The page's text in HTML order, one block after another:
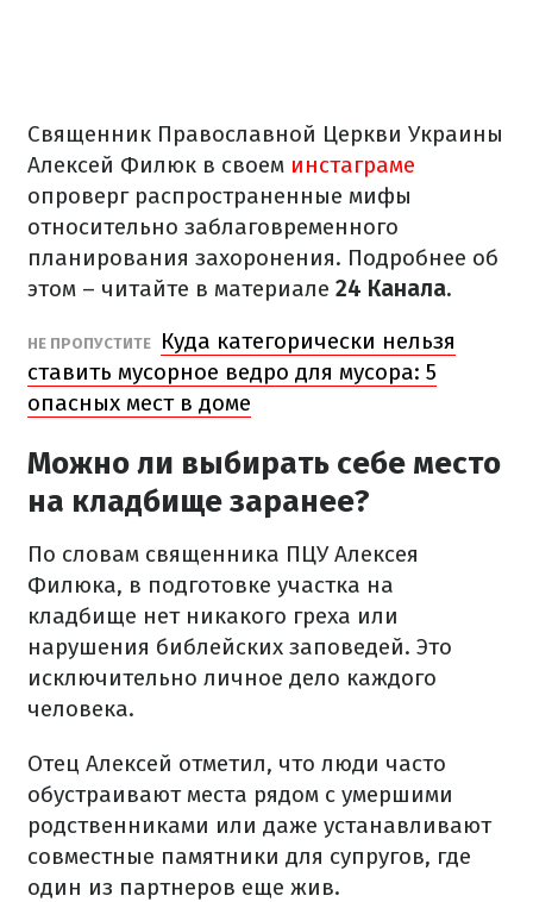
Священник Православной Церкви Украины
Алексей Филюк в своем инстаграме
опроверг распространенные мифы
относительно заблаговременного
планирования захоронения. Подробнее об
этом – читайте в материале 24 Канала.
НЕ ПРОПУСТИТЕ
Куда категорически нельзя
ставить мусорное ведро для мусора: 5
опасных мест в доме
Можно ли выбирать себе место
на кладбище заранее?
По словам священника ПЦУ Алексея
Филюка, в подготовке участка на
кладбище нет никакого греха или
нарушения библейских заповедей. Это
исключительно личное дело каждого
человека.
Отец Алексей отметил, что люди часто
обустраивают места рядом с умершими
родственниками или даже устанавливают
совместные памятники для супругов, где
один из партнеров еще жив.